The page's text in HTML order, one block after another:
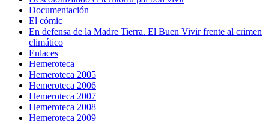
Documentación
El cómic
En defensa de la Madre Tierra. El Buen Vivir frente al crimen
climático
Enlaces
Hemeroteca
Hemeroteca 2005
Hemeroteca 2006
Hemeroteca 2007
Hemeroteca 2008
Hemeroteca 2009